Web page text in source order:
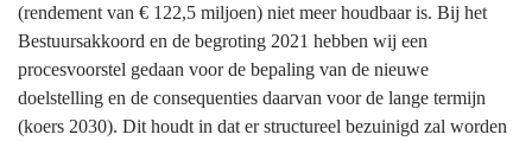
(rendement van € 122,5 miljoen) niet meer houdbaar is. Bij het
Bestuursakkoord en de begroting 2021 hebben wij een
procesvoorstel gedaan voor de bepaling van de nieuwe
doelstelling en de consequenties daarvan voor de lange termijn
(koers 2030). Dit houdt in dat er structureel bezuinigd zal worden